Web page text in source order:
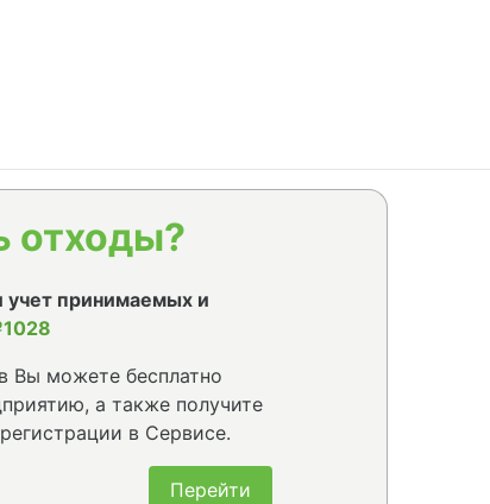
отходы?
учет принимаемых и
Вы можете бесплатно
а также получите
в Сервисе.
Перейти